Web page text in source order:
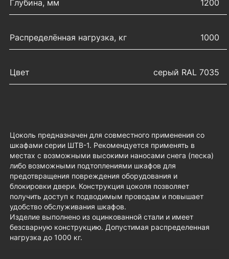
Глубина, мм 1200
Распределённая нагрузка, кг 1000
Цвет серый RAL 7035
Цоколь предназначен для совместного применения со
шкафами серии ШТВ-1. Рекомендуется применять в
местах с возможными высокими наносами снега (песка)
либо возможными подтоплениями шкафов для
предотвращения повреждения оборудования и
блокировки двери. Конструкция цоколя позволяет
получить доступ к подводимым проводам и повышает
удобство обслуживания шкафов.
Изделие выполнено из оцинкованной стали и имеет
безсварную конструкцию. Допустимая распределенная
нагрузка до 1000 кг.